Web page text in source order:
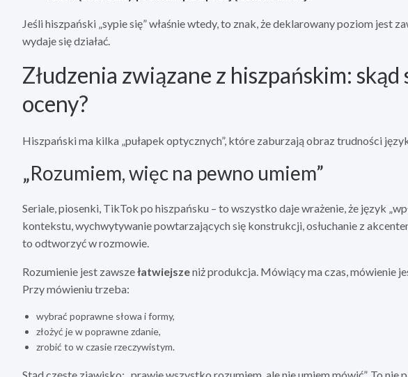
Jeśli hiszpański „sypie się” właśnie wtedy, to znak, że deklarowany poziom jest
wydaje się działać.
Złudzenia związane z hiszpańskim:
oceny?
Hiszpański ma kilka „pułapek optycznych”, które zaburzają obraz trudności
„Rozumiem, więc na pewno umiem”
Seriale, piosenki, TikTok po hiszpańsku – to wszystko daje wrażenie, że język
kontekstu, wychwytywanie powtarzających się konstrukcji, osłuchanie z
to odtworzyć w rozmowie.
Rozumienie jest zawszełatwiejszeniż produkcja. Mówiący ma czas, mówienie
Przy mówieniu trzeba:
wybrać poprawne słowa i formy,
złożyć je w poprawne zdanie,
zrobić to w czasie rzeczywistym.